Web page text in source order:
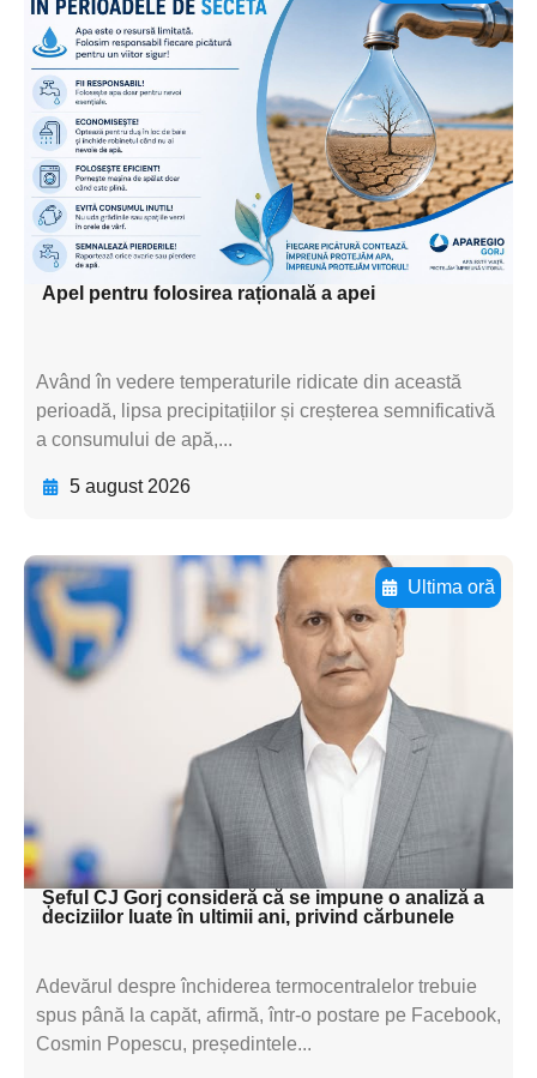
Adaugă aici textul pentru
subtitluAdaugă aici
textul pentru
subtitluAdaugă aici
textul pentru
subtitluAdaugă aici
textul pentru subti
Apel pentru folosirea rațională a apei
Având în vedere temperaturile ridicate din această
perioadă, lipsa precipitațiilor și creșterea semnificativă
a consumului de apă,...
5 august 2026
Ultima oră
Adaugă aici textul pentru
subtitluAdaugă aici
textul pentru
subtitluAdaugă aici
textul pentru
subtitluAdaugă aici
textul pentru subti
Șeful CJ Gorj consideră că se impune o analiză a
deciziilor luate în ultimii ani, privind cărbunele
Adevărul despre închiderea termocentralelor trebuie
spus până la capăt, afirmă, într-o postare pe Facebook,
Cosmin Popescu, președintele...